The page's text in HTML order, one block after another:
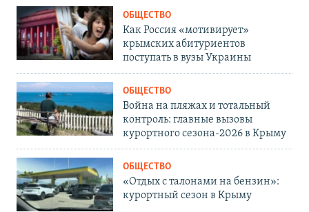
ОБЩЕСТВО
Как Россия «мотивирует»
крымских абитуриентов
поступать в вузы Украины
ОБЩЕСТВО
Война на пляжах и тотальный
контроль: главные вызовы
курортного сезона-2026 в Крыму
ОБЩЕСТВО
«Отдых с талонами на бензин»:
курортный сезон в Крыму